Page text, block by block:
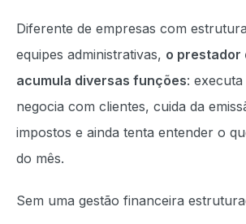
Diferente de empresas com
equipes administrativas, o prestador
acumula diversas funções:
negocia com clientes, cuida da
impostos e ainda tenta entender o
do mês.
Sem uma gestão financeira